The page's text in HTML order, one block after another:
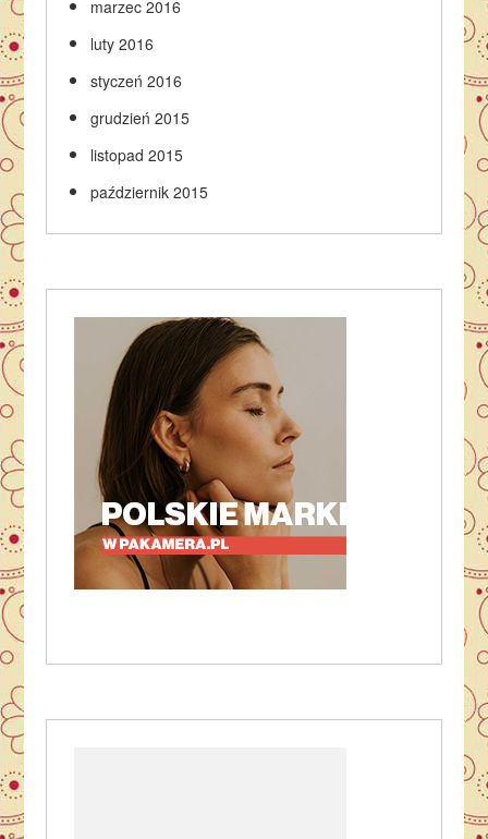
marzec 2016
luty 2016
styczeń 2016
grudzień 2015
listopad 2015
październik 2015